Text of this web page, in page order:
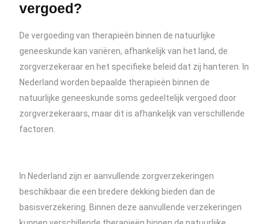
vergoed?
De vergoeding van therapieën binnen de natuurlijke
geneeskunde kan variëren, afhankelijk van het land, de
zorgverzekeraar en het specifieke beleid dat zij hanteren. In
Nederland worden bepaalde therapieën binnen de
natuurlijke geneeskunde soms gedeeltelijk vergoed door
zorgverzekeraars, maar dit is afhankelijk van verschillende
factoren.
In Nederland zijn er aanvullende zorgverzekeringen
beschikbaar die een bredere dekking bieden dan de
basisverzekering. Binnen deze aanvullende verzekeringen